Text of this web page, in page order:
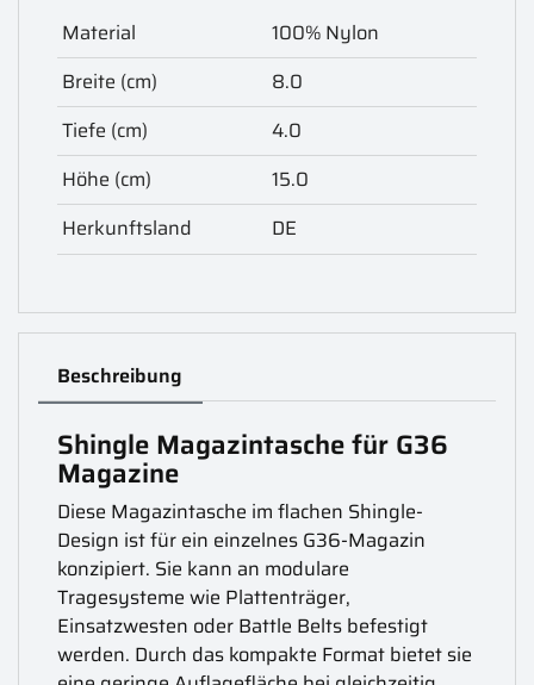
Material
100% Nylon
Breite (cm)
8.0
Tiefe (cm)
4.0
Höhe (cm)
15.0
Herkunftsland
DE
Beschreibung
Shingle Magazintasche für G36
Magazine
Diese Magazintasche im flachen Shingle-
Design ist für ein einzelnes G36-Magazin
konzipiert. Sie kann an modulare
Tragesysteme wie Plattenträger,
Einsatzwesten oder Battle Belts befestigt
werden. Durch das kompakte Format bietet sie